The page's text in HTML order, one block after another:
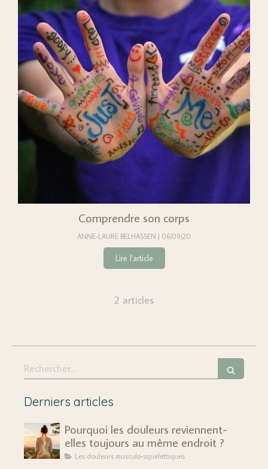
Comprendre son corps
ANNE-LAURE BELHASSEN 06/09/20
Lire l'article
2 articles
Rechercher
Derniers articles
Pourquoi les douleurs reviennent-
elles toujours au même endroit ?
Les douleurs musculo-squelettiques